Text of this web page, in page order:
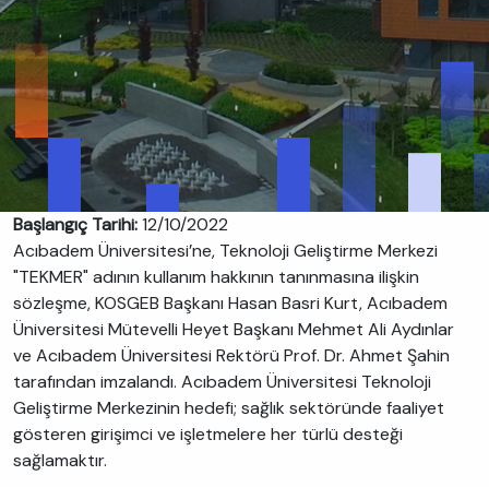
Başlangıç Tarihi:12/10/2022
Acıbadem Üniversitesi’ne, Teknoloji Geliştirme Merkezi
"TEKMER" adının kullanım hakkının tanınmasına ilişkin
sözleşme, KOSGEB Başkanı Hasan Basri Kurt, Acıbadem
Üniversitesi Mütevelli Heyet Başkanı Mehmet Ali Aydınlar
ve Acıbadem Üniversitesi Rektörü Prof. Dr. Ahmet Şahin
tarafından imzalandı. Acıbadem Üniversitesi Teknoloji
Geliştirme Merkezinin hedefi; sağlık sektöründe faaliyet
gösteren girişimci ve işletmelere her türlü desteği
sağlamaktır.